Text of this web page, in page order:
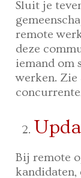
Sluit je
remote
deze
iemand om
werken. Zie
Bij remote
kandidaten,